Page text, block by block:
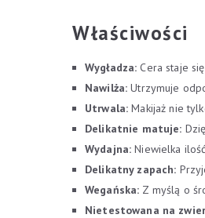
Właściwości
Wygładza: Cera staje
Nawilża: Utrzymuje
Utrwala: Makijaż nie
Delikatnie matuje:
Wydajna: Niewielka
Delikatny zapach:
Wegańska: Z myślą o
Nietestowana na